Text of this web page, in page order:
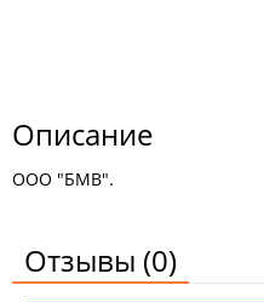
Описание
ООО "БМВ".
Отзывы (0)